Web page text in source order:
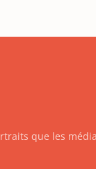
que les